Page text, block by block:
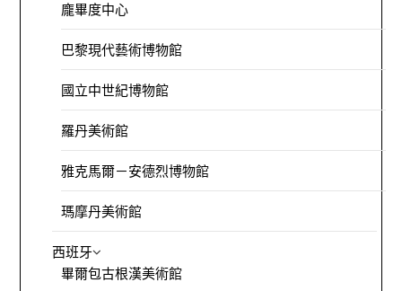
龐畢度中心
巴黎現代藝術博物館
國立中世紀博物館
羅丹美術館
雅克馬爾－安德烈博物館
瑪摩丹美術館
西班牙
畢爾包古根漢美術館